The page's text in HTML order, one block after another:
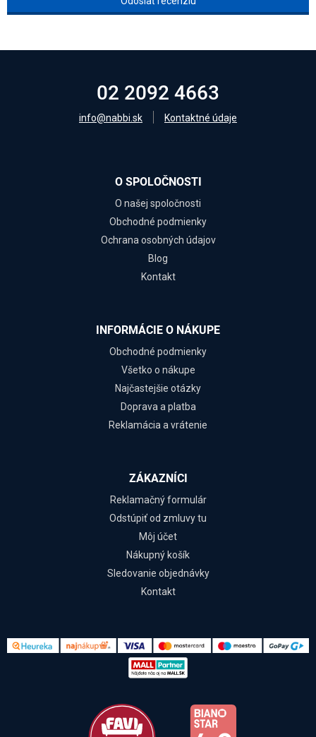
02 2092 4663
info@nabbi.sk Kontaktné údaje
O SPOLOČNOSTI
O našej spoločnosti
Obchodné podmienky
Ochrana osobných údajov
Blog
Kontakt
INFORMÁCIE O NÁKUPE
Obchodné podmienky
Všetko o nákupe
Najčastejšie otázky
Doprava a platba
Reklamácia a vrátenie
ZÁKAZNÍCI
Reklamačný formulár
Odstúpiť od zmluvy tu
Môj účet
Nákupný košík
Sledovanie objednávky
Kontakt